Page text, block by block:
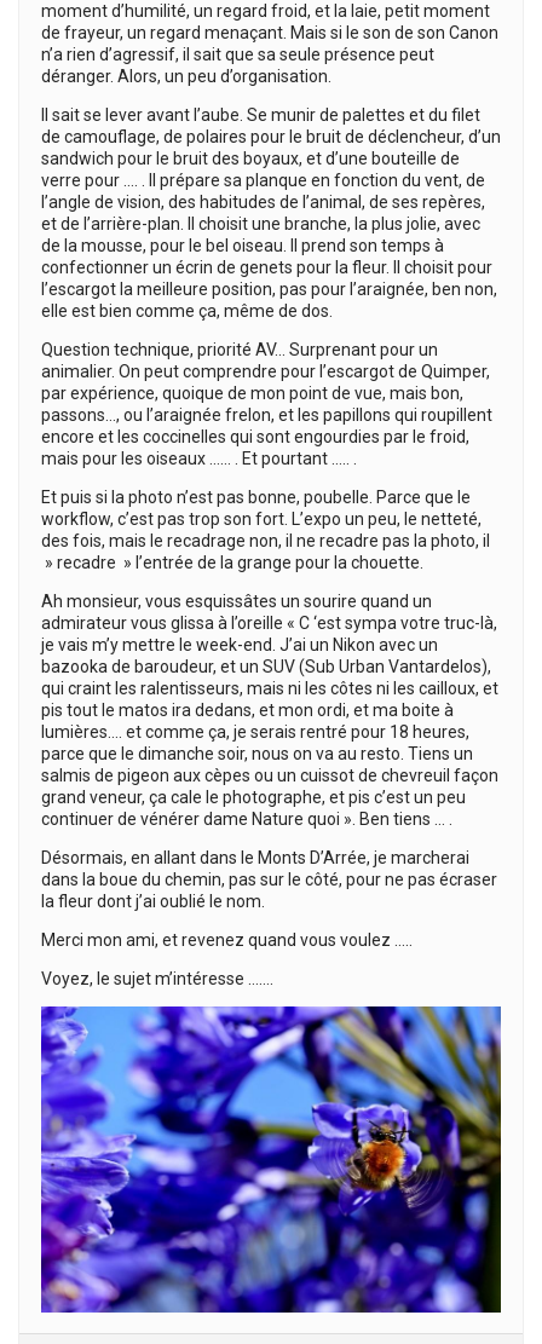
moment d’humilité, un regard froid, et la laie, petit moment
de frayeur, un regard menaçant. Mais si le son de son Canon
n’a rien d’agressif, il sait que sa seule présence peut
déranger. Alors, un peu d’organisation.
Il sait se lever avant l’aube. Se munir de palettes et du filet
de camouflage, de polaires pour le bruit de déclencheur, d’un
sandwich pour le bruit des boyaux, et d’une bouteille de
verre pour …. . Il prépare sa planque en fonction du vent, de
l’angle de vision, des habitudes de l’animal, de ses repères,
et de l’arrière-plan. Il choisit une branche, la plus jolie, avec
de la mousse, pour le bel oiseau. Il prend son temps à
confectionner un écrin de genets pour la fleur. Il choisit pour
l’escargot la meilleure position, pas pour l’araignée, ben non,
elle est bien comme ça, même de dos.
Question technique, priorité AV… Surprenant pour un
animalier. On peut comprendre pour l’escargot de Quimper,
par expérience, quoique de mon point de vue, mais bon,
passons…, ou l’araignée frelon, et les papillons qui roupillent
encore et les coccinelles qui sont engourdies par le froid,
mais pour les oiseaux …… . Et pourtant ….. .
Et puis si la photo n’est pas bonne, poubelle. Parce que le
workflow, c’est pas trop son fort. L’expo un peu, le netteté,
des fois, mais le recadrage non, il ne recadre pas la photo, il
» recadre » l’entrée de la grange pour la chouette.
Ah monsieur, vous esquissâtes un sourire quand un
admirateur vous glissa à l’oreille « C ‘est sympa votre truc-là,
je vais m’y mettre le week-end. J’ai un Nikon avec un
bazooka de baroudeur, et un SUV (Sub Urban Vantardelos),
qui craint les ralentisseurs, mais ni les côtes ni les cailloux, et
pis tout le matos ira dedans, et mon ordi, et ma boite à
lumières…. et comme ça, je serais rentré pour 18 heures,
parce que le dimanche soir, nous on va au resto. Tiens un
salmis de pigeon aux cèpes ou un cuissot de chevreuil façon
grand veneur, ça cale le photographe, et pis c’est un peu
continuer de vénérer dame Nature quoi ». Ben tiens … .
Désormais, en allant dans le Monts D’Arrée, je marcherai
dans la boue du chemin, pas sur le côté, pour ne pas écraser
la fleur dont j’ai oublié le nom.
Merci mon ami, et revenez quand vous voulez …..
Voyez, le sujet m’intéresse …….